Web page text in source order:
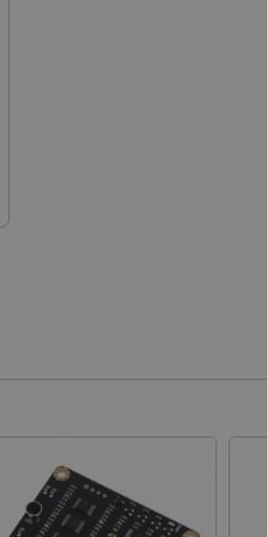
Kontoverwaltung. Ohne
zu
verwendet, um